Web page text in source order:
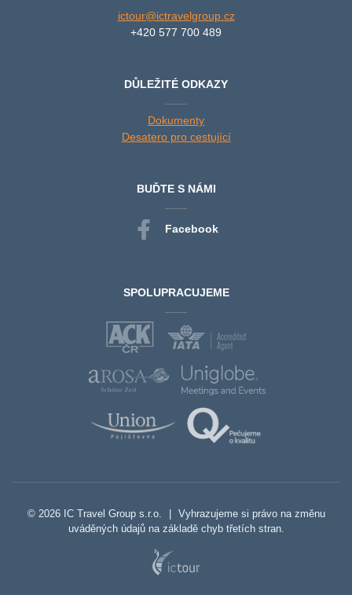
ictour@ictravelgroup.cz
+420 577 700 489
DŮLEŽITÉ ODKAZY
Dokumenty
Desatero pro cestující
BUĎTE S NÁMI
Facebook
SPOLUPRACUJEME
© 2026 IC Travel Group s.r.o. |
Vyhrazujeme si právo na změnu
uváděných údajů na základě chyb třetích stran.